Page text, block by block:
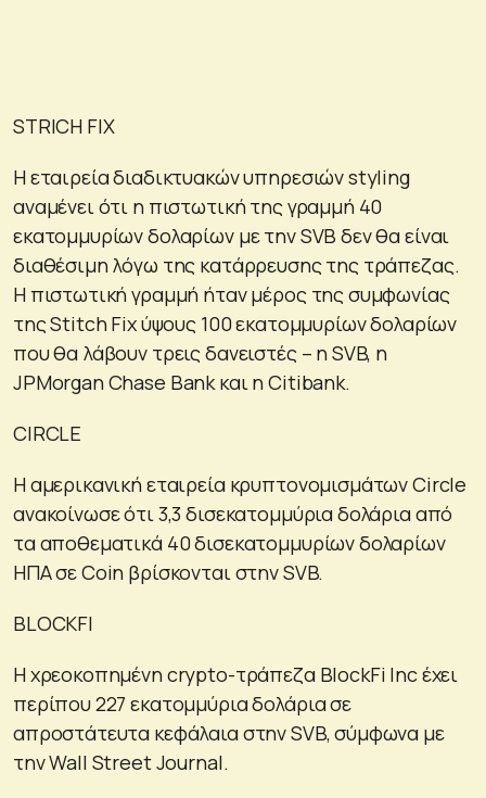
STRICH FIX
Η εταιρεία διαδικτυακών υπηρεσιών styling
αναμένει ότι η πιστωτική της γραμμή 40
εκατομμυρίων δολαρίων με την SVB δεν θα είναι
διαθέσιμη λόγω της κατάρρευσης της τράπεζας.
Η πιστωτική γραμμή ήταν μέρος της συμφωνίας
της Stitch Fix ύψους 100 εκατομμυρίων δολαρίων
που θα λάβουν τρεις δανειστές – η SVB, η
JPMorgan Chase Bank και η Citibank.
CIRCLE
Η αμερικανική εταιρεία κρυπτονομισμάτων Circle
ανακοίνωσε ότι 3,3 δισεκατομμύρια δολάρια από
τα αποθεματικά 40 δισεκατομμυρίων δολαρίων
ΗΠΑ σε Coin βρίσκονται στην SVB.
BLOCKFI
Η χρεοκοπημένη crypto-τράπεζα BlockFi Inc έχει
περίπου 227 εκατομμύρια δολάρια σε
απροστάτευτα κεφάλαια στην SVB, σύμφωνα με
την Wall Street Journal.